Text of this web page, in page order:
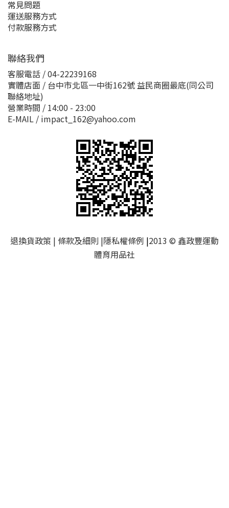
常見問題
運送服務方式
付款服務方式
聯絡我們
客服電話 / 04-22239168
實體店面 / 台中市北區一中街162號 益民商圈最底(同公司
聯絡地址)
營業時間 / 14:00 - 23:00
E-MAIL / impact_162@yahoo.com
退換貨政策 | 條款及細則 |隱私權條例 |2013 © 鑫政豐運動
體育用品社